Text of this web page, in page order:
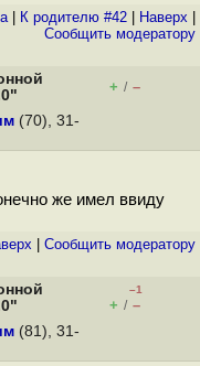
| К родителю #42 Наверх
Cообщить модератору
+ / –
(70), 31-
же имел ввиду
Cообщить модератору
–1
+ / –
(81), 31-